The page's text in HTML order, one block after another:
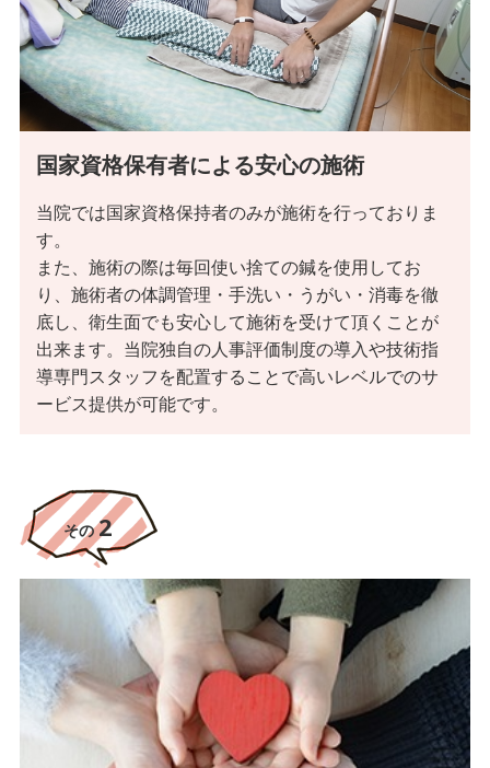
国家資格保有者による安心の施術
当院では国家資格保持者のみが施術を行っておりま
す。
また、施術の際は毎回使い捨ての鍼を使用してお
り、施術者の体調管理・手洗い・うがい・消毒を徹
底し、衛生面でも安心して施術を受けて頂くことが
出来ます。当院独自の人事評価制度の導入や技術指
導専門スタッフを配置することで高いレベルでのサ
ービス提供が可能です。
その2
もできることを増やしていき、効果を期待することが
できます。患者様はもちろんのこと一緒に生活してい
る、ご家族様と関係者様の笑顔も増えるようお手伝い
をさせていただくことがもっとも大切なことと考えて
います。
ご家族に充実した治療を受けさせてあげたいと考える
方も、神戸すみれ治療院にお任せ下さい。
神戸すみれ治療院の関連施設・事業